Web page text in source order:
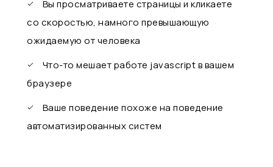
Вы просматриваете страницы и кликаете
со скоростью, намного превышающую
ожидаемую от человека
Что-то мешает работе javascript в вашем
браузере
Ваше поведение похоже на поведение
автоматизированных систем